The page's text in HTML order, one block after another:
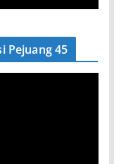
Pejuang 45